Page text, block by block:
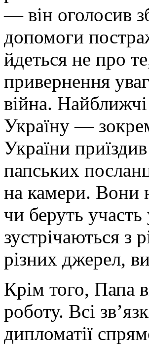
— він оголосив
допомоги
йдеться не про
привернення
війна.
Україну —
України
папських
на камери. Вони
чи беруть
зустрічаються з
різних джерел,
Крім того, Папа
роботу. Всі
дипломатії